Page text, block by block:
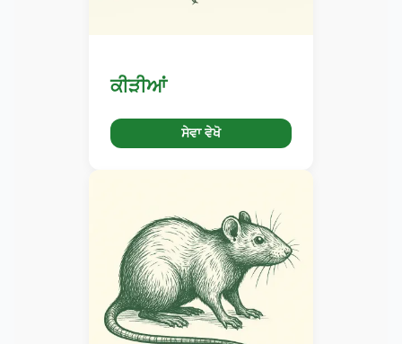
ਕੀੜੀਆਂ
ਸੇਵਾ ਵੇਖੋ